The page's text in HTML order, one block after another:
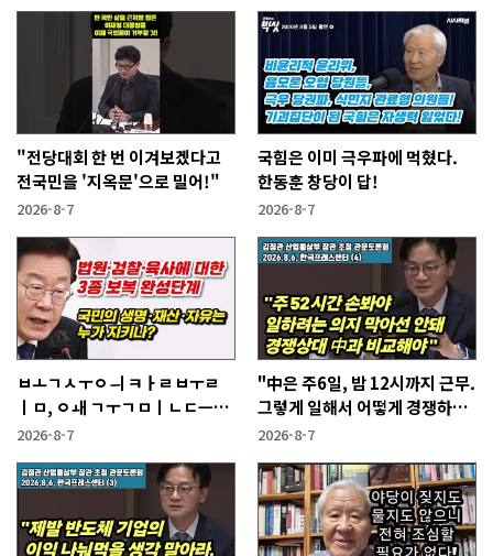
"전당대회 한 번 이겨보겠다고
전국민을 '지옥문'으로 밀어!"
2026-8-7
국힘은 이미 극우파에 먹혔다.
한동훈 창당이 답!
2026-8-7
ㅂㅗㄱㅅㅜㅇㅢ ㅋㅏㄹㅂㅜㄹ
ㅣㅁ, ㅇㅙ ㄱㅜㄱㅁㅣㄴㄷㅡㄹ
ㅇㅣ ㄷㅏㅇㅎㅐㅇㅑ ㅎㅏㄴㅏ?
2026-8-7
"中은 주6일, 밤 12시까지 근무.
그렇게 일해서 어떻게 경쟁하냐
반문하더라"
2026-8-7